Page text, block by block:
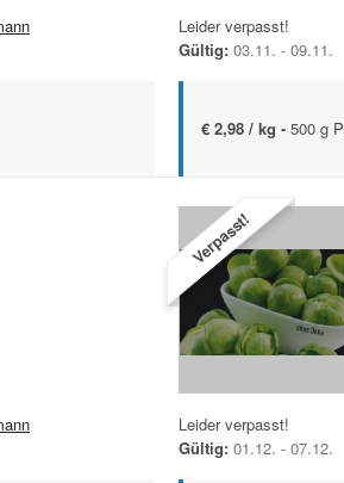
Leider verpasst!
Gültig: 03.11. - 09.11.
€ 2,98 / kg - 500 g
Verpasst!
Leider verpasst!
Gültig: 01.12. - 07.12.